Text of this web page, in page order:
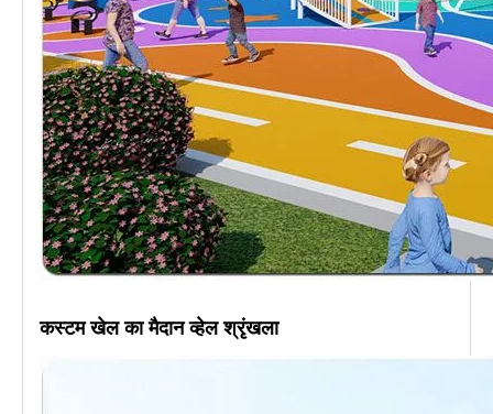
कस्टम खेल का मैदान व्हेल श्रृंखला